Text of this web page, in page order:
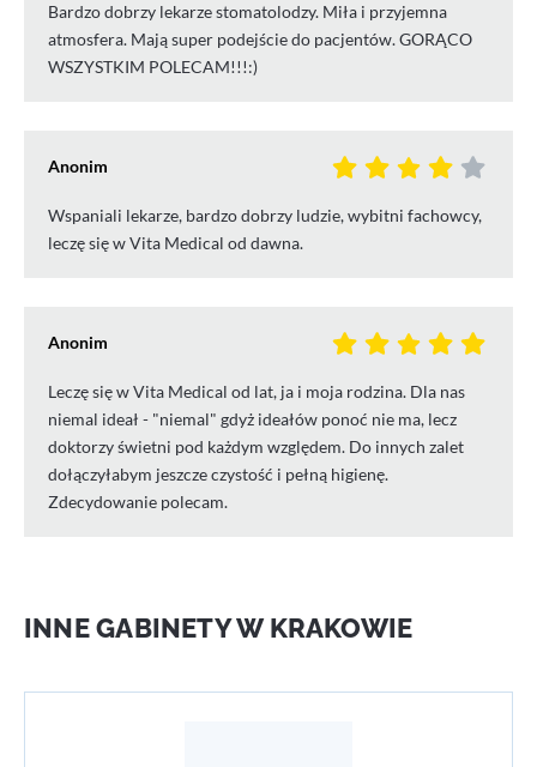
Bardzo dobrzy lekarze stomatolodzy. Miła i przyjemna
atmosfera. Mają super podejście do pacjentów. GORĄCO
WSZYSTKIM POLECAM!!!:)
Anonim
Wspaniali lekarze, bardzo dobrzy ludzie, wybitni fachowcy,
leczę się w Vita Medical od dawna.
Anonim
Leczę się w Vita Medical od lat, ja i moja rodzina. Dla nas
niemal ideał - "niemal" gdyż ideałów ponoć nie ma, lecz
doktorzy świetni pod każdym względem. Do innych zalet
dołączyłabym jeszcze czystość i pełną higienę.
Zdecydowanie polecam.
INNE GABINETY W KRAKOWIE